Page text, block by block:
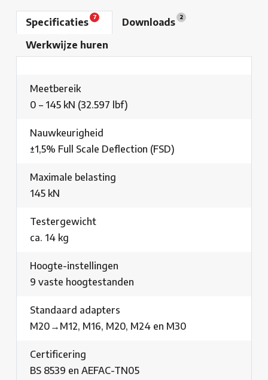
Specificaties 7 Downloads 2
Werkwijze huren
Meetbereik
0 – 145 kN (32.597 lbf)
Nauwkeurigheid
±1,5% Full Scale Deflection (FSD)
Maximale belasting
145 kN
Testergewicht
ca. 14 kg
Hoogte-instellingen
9 vaste hoogtestanden
Standaard adapters
M20→M12, M16, M20, M24 en M30
Certificering
BS 8539 en AEFAC-TN05